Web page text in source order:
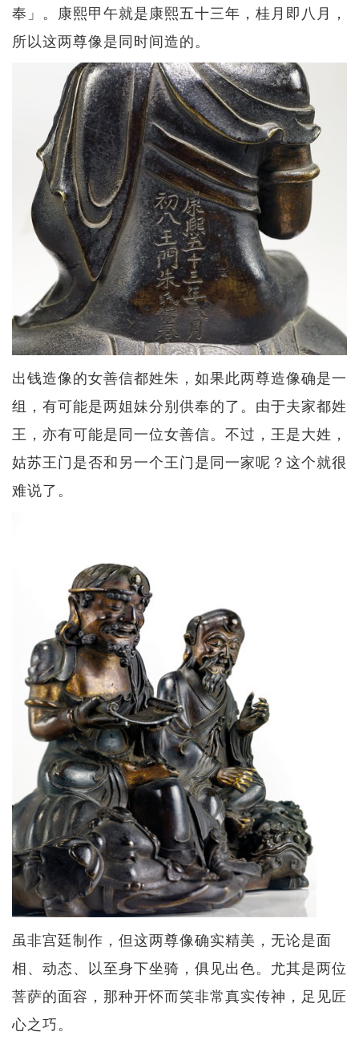
奉」。康熙甲午就是康熙五十三年，桂月即八月，
所以这两尊像是同时间造的。
出钱造像的女善信都姓朱，如果此两尊造像确是一
组，有可能是两姐妹分别供奉的了。由于夫家都姓
王，亦有可能是同一位女善信。不过，王是大姓，
姑苏王门是否和另一个王门是同一家呢？这个就很
难说了。
虽非宫廷制作，但这两尊像确实精美，无论是面
相、动态、以至身下坐骑，俱见出色。尤其是两位
菩萨的面容，那种开怀而笑非常真实传神，足见匠
心之巧。